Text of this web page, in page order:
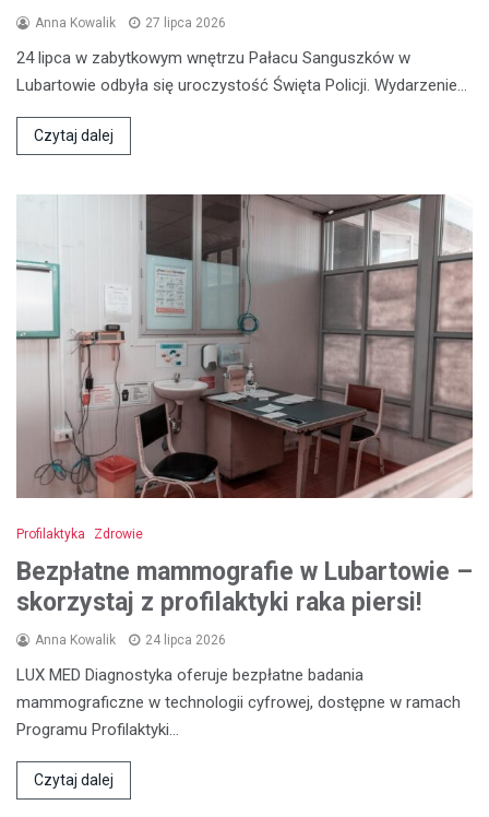
Anna Kowalik 27 lipca 2026
24 lipca w zabytkowym wnętrzu Pałacu Sanguszków w
Lubartowie odbyła się uroczystość Święta Policji. Wydarzenie…
Czytaj dalej
Profilaktyka Zdrowie
Bezpłatne mammografie w Lubartowie –
skorzystaj z profilaktyki raka piersi!
Anna Kowalik 24 lipca 2026
LUX MED Diagnostyka oferuje bezpłatne badania
mammograficzne w technologii cyfrowej, dostępne w ramach
Programu Profilaktyki…
Czytaj dalej